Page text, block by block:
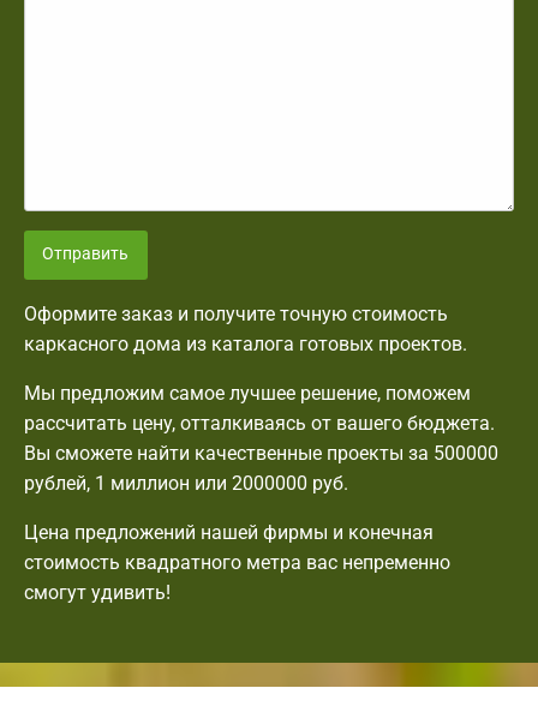
Отправить
Оформите заказ и получите точную стоимость
каркасного дома из каталога готовых проектов.
Мы предложим самое лучшее решение, поможем
рассчитать цену, отталкиваясь от вашего бюджета.
Вы сможете найти качественные проекты за 500000
рублей, 1 миллион или 2000000 руб.
Цена предложений нашей фирмы и конечная
стоимость квадратного метра вас непременно
смогут удивить!